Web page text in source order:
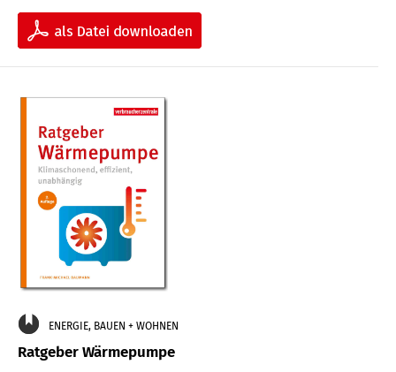
ENERGIE, BAUEN + WOHNEN
Ratgeber Wärmepumpe